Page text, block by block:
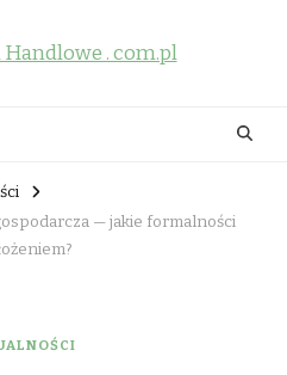
— jakie formalności